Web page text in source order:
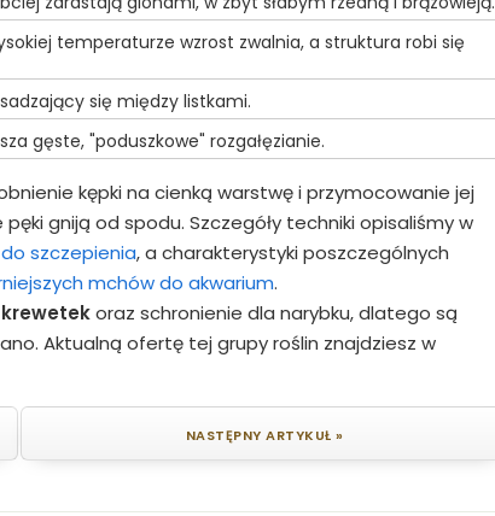
temperaturze wzrost zwalnia, a struktura robi się
się między listkami.
gęste, "poduszkowe" rozgałęzianie.
kępki na cienką warstwę i przymocowanie jej
gniją od spodu. Szczegóły techniki opisaliśmy w
szczepienia, a charakterystyki poszczególnych
mchów do akwarium.
oraz schronienie dla narybku, dlatego są
Aktualną ofertę tej grupy roślin znajdziesz w
NASTĘPNY ARTYKUŁ »